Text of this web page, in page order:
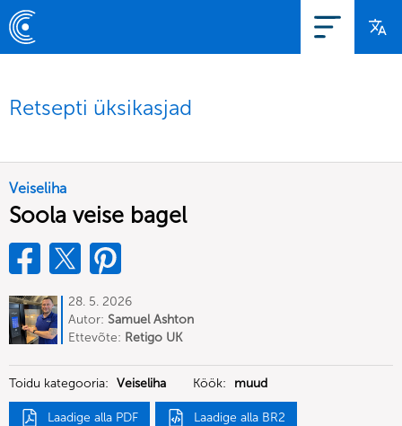
Retsepti üksikasjad
Veiseliha
Soola veise bagel
28. 5. 2026
Autor: Samuel Ashton
Ettevõte: Retigo UK
Toidu kategooria: Veiseliha Köök: muud
Laadige alla PDF Laadige alla BR2